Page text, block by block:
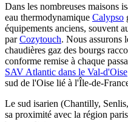
Dans les nombreuses maisons
eau thermodynamique Calypso
équipements anciens, souvent
parCozytouch. Nous assurons
chaudières gaz des bourgs
conforme remise à chaque
SAV Atlantic dans le Val-d'Oise
sud de l'Oise lié à l'Île-de-
Le sud isarien (Chantilly,
sa proximité avec la région